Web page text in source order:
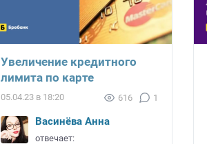
Увеличение кредитного
лимита по карте
05.04.23 в 18:20 616 1
Васинёва Анна
отвечает: